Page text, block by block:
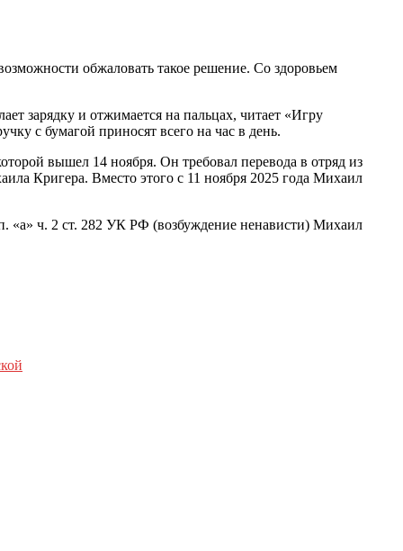
обжаловать такое решение. Со здоровьем
зарядку и отжимается на пальцах, читает «Игру
с бумагой приносят всего на час в день.
вышел 14 ноября. Он требовал перевода в отряд из
Кригера. Вместо этого с 11 ноября 2025 года Михаил
«а» ч. 2 ст. 282 УК РФ (возбуждение ненависти) Михаил